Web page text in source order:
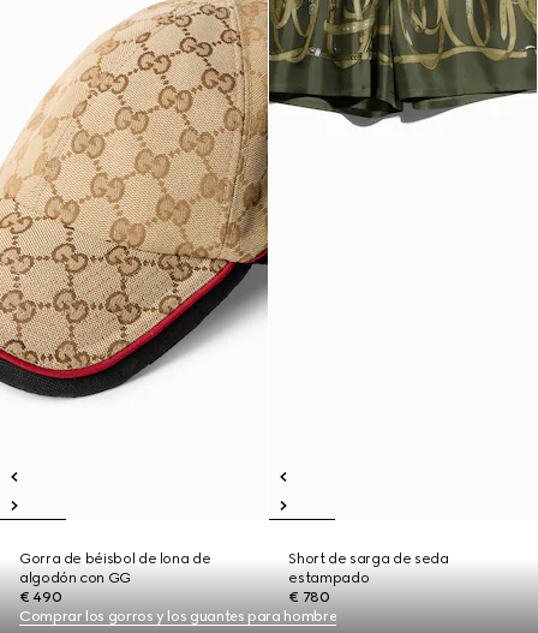
Gorra de béisbol de lona de
algodón con GG
€ 490
Short de sarga de seda
estampado
€ 780
Comprar los gorros y los guantes para hombre